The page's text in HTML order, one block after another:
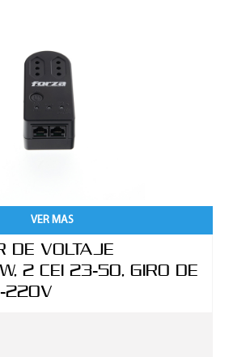
VER MAS
DE VOLTAJE
2 CEI 23-50, GIRO DE
220V